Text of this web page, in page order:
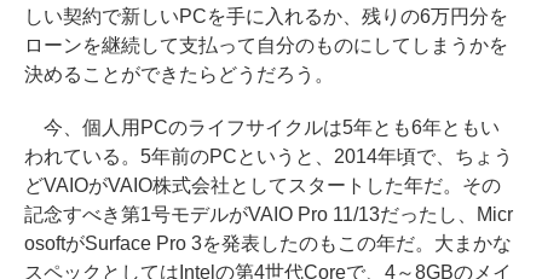
しい契約で新しいPCを手に入れるか、残りの6万円分を
ローンを継続して支払って自分のものにしてしまうかを
決めることができたらどうだろう。
今、個人用PCのライフサイクルは5年とも6年ともい
われている。5年前のPCというと、2014年頃で、ちょう
どVAIOがVAIO株式会社としてスタートした年だ。その
記念すべき第1号モデルがVAIO Pro 11/13だったし、Micr
osoftがSurface Pro 3を発表したのもこの年だ。大まかな
スペックとしてはIntelの第4世代Coreで、4～8GBのメイ